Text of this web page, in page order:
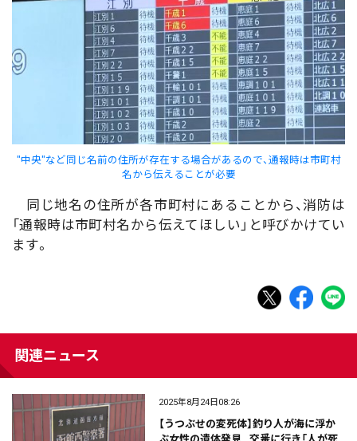
"中央"など同じ名前の住所が存在する場合があるので、通報時は市町村
名から伝えることが必要
同じ地名の住所が各市町村にあることから、消防は
「通報時は市町村名から伝えてほしい」と呼びかけてい
ます。
関連ニュース
2025年8月24日08:26
【うつぶせの変死体】釣り人が海に浮か